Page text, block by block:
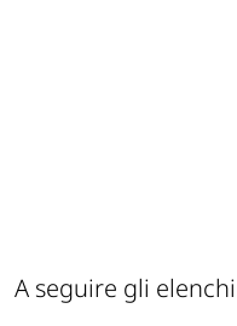
A seguire gli